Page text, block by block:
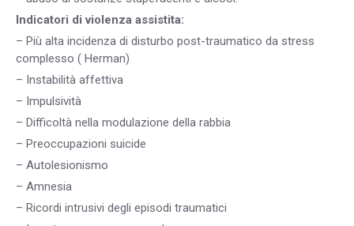
Indicatori di violenza assistita:
– Più alta incidenza di disturbo post-traumatico da stress
complesso ( Herman)
– Instabilità affettiva
– Impulsività
– Difficoltà nella modulazione della rabbia
– Preoccupazioni suicide
– Autolesionismo
– Amnesia
– Ricordi intrusivi degli episodi traumatici